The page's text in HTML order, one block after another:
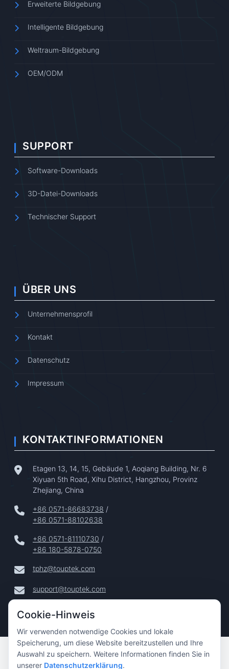
Erweiterte Bildgebung
Intelligente Bildgebung
Weltraum-Bildgebung
OEM/ODM
SUPPORT
Software-Downloads
3D-Datei-Downloads
Technischer Support
ÜBER UNS
Unternehmensprofil
Kontakt
Datenschutz
Impressum
KONTAKTINFORMATIONEN
Etagen 13, 14, 15, Gebäude 1, Aoqiang Building, Nr. 6
Xiyuan 5th Road, Xihu District, Hangzhou, Provinz
Zhejiang, China
+86 0571-86683738 /
+86 0571-88102638
+86 0571-81110730 /
+86 180-5878-0750
tphz@touptek.com
support@touptek.com
Copyright © 2024–2026 Hangzhou ToupTek Photonics Co.,
Ltd. Alle Rechte Vorbehalten |
Cookie-Hinweis
Wir verwenden notwendige Cookies und lokale
Speicherung, um diese Website bereitzustellen und Ihre
Auswahl zu speichern. Weitere Informationen finden Sie in
unserer Datenschutzerklärung.